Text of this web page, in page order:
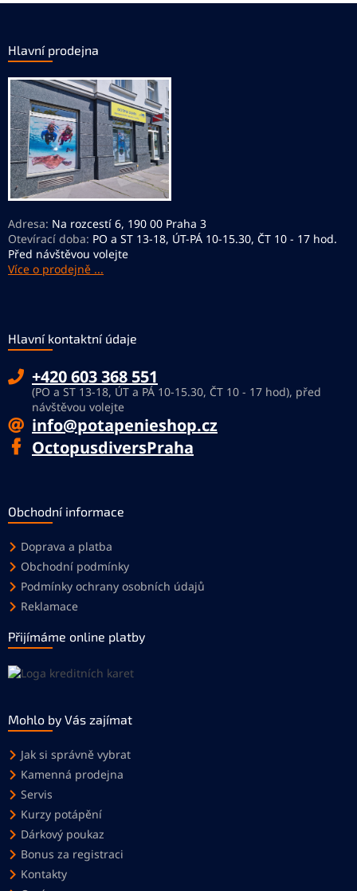
Hlavní prodejna
Adresa: Na rozcestí 6, 190 00 Praha 3
Otevírací doba: PO a ST 13-18, ÚT-PÁ 10-15.30, ČT 10 - 17 hod.
Před návštěvou volejte
Více o prodejně ...
Hlavní kontaktní údaje
+420 603 368 551
(PO a ST 13-18, ÚT a PÁ 10-15.30, ČT 10 - 17 hod), před
návštěvou volejte
info@potapenieshop.cz
OctopusdiversPraha
Obchodní informace
Doprava a platba
Obchodní podmínky
Podmínky ochrany osobních údajů
Reklamace
Přijímáme online platby
Mohlo by Vás zajímat
Jak si správně vybrat
Kamenná prodejna
Servis
Kurzy potápění
Dárkový poukaz
Bonus za registraci
Kontakty